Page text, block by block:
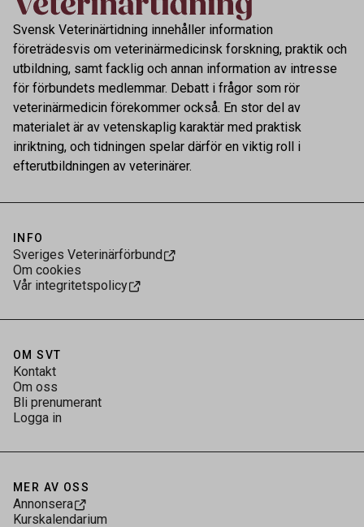
Svensk Veterinärtidning innehåller information
företrädesvis om veterinärmedicinsk forskning, praktik och
utbildning, samt facklig och annan information av intresse
för förbundets medlemmar. Debatt i frågor som rör
veterinärmedicin förekommer också. En stor del av
materialet är av vetenskaplig karaktär med praktisk
inriktning, och tidningen spelar därför en viktig roll i
efterutbildningen av veterinärer.
INFO
Sveriges Veterinärförbund
Om cookies
Vår integritetspolicy
OM SVT
Kontakt
Om oss
Bli prenumerant
Logga in
MER AV OSS
Annonsera
Kurskalendarium